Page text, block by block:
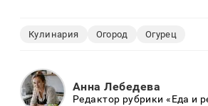
Кулинария Огород Огурец
Анна Лебедева
Редактор рубрики «Еда и